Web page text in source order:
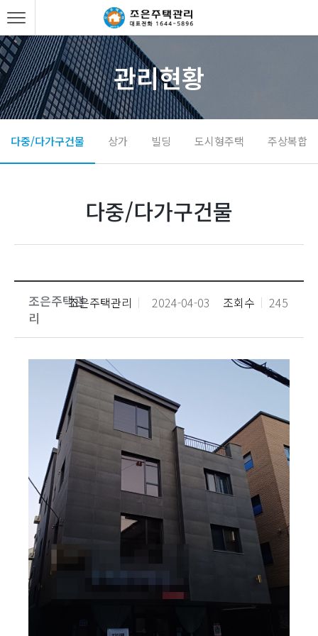
관리현황
다중/다가구건물 상가 빌딩 도시형주택 주상복합
다중/다가구건물
조은주택관
리
조은주택관리 2024-04-03 조회수 245